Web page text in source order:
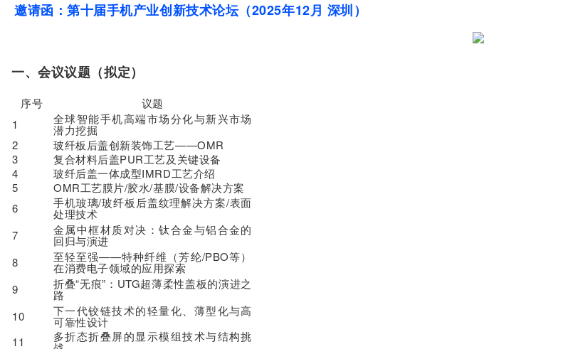
邀请函：第十届手机产业创新技术论坛（2025年12月 深圳）
一、会议议题（拟定）
序号
议题
1
全球智能手机高端市场分化与新兴市场
潜力挖掘
2
玻纤板后盖创新装饰工艺——OMR
3
复合材料后盖PUR工艺及关键设备
4
玻纤后盖一体成型IMRD工艺介绍
5
OMR工艺膜片/胶水/基膜/设备解决方案
6
手机玻璃/玻纤板后盖纹理解决方案/表面
处理技术
7
金属中框材质对决：钛合金与铝合金的
回归与演进
8
至轻至强——特种纤维（芳纶/PBO等）
在消费电子领域的应用探索
9
折叠“无痕”：UTG超薄柔性盖板的演进之
路
10
下一代铰链技术的轻量化、薄型化与高
可靠性设计
11
多折态折叠屏的显示模组技术与结构挑